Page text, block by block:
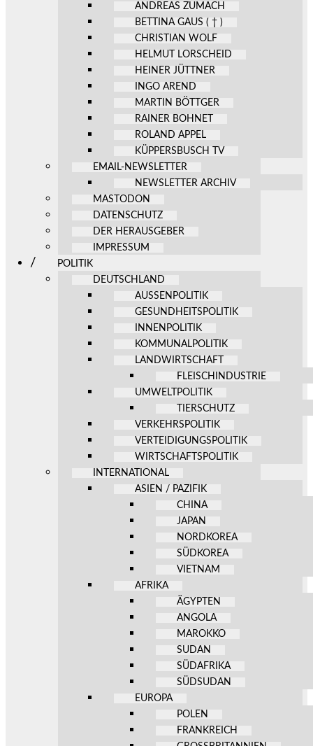
ANDREAS ZUMACH
BETTINA GAUS ( † )
CHRISTIAN WOLF
HELMUT LORSCHEID
HEINER JÜTTNER
INGO AREND
MARTIN BÖTTGER
RAINER BOHNET
ROLAND APPEL
KÜPPERSBUSCH TV
EMAIL-NEWSLETTER
NEWSLETTER ARCHIV
MASTODON
DATENSCHUTZ
DER HERAUSGEBER
IMPRESSUM
POLITIK
DEUTSCHLAND
AUSSENPOLITIK
GESUNDHEITSPOLITIK
INNENPOLITIK
KOMMUNALPOLITIK
LANDWIRTSCHAFT
FLEISCHINDUSTRIE
UMWELTPOLITIK
TIERSCHUTZ
VERKEHRSPOLITIK
VERTEIDIGUNGSPOLITIK
WIRTSCHAFTSPOLITIK
INTERNATIONAL
ASIEN / PAZIFIK
CHINA
JAPAN
NORDKOREA
SÜDKOREA
VIETNAM
AFRIKA
ÄGYPTEN
ANGOLA
MAROKKO
SUDAN
SÜDAFRIKA
SÜDSUDAN
EUROPA
POLEN
FRANKREICH